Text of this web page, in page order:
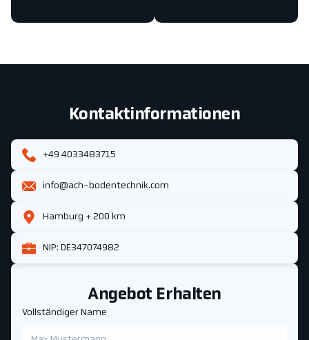
Angebot Erhalten
Vollständiger Name
Kontaktinformationen
+49 4033483715
info@ach-bodentechnik.com
Hamburg + 200 km
NIP: DE347074982